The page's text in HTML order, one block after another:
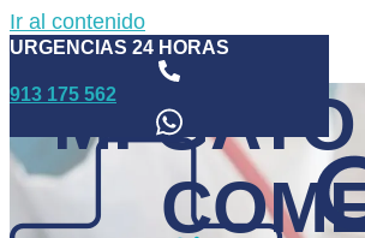
Ir al contenido
URGENCIAS 24 HORAS
913 175 562
MI